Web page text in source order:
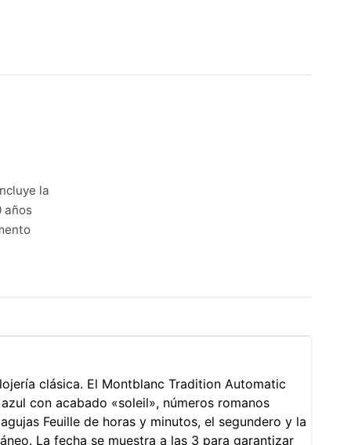
la
años
clásica. El Montblanc Tradition Automatic
con acabado «soleil», números romanos
Feuille de horas y minutos, el segundero y la
La fecha se muestra a las 3 para garantizar